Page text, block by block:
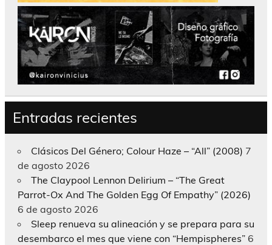
Entradas recientes
Clásicos Del Género; Colour Haze – “All” (2008) 7
de agosto 2026
The Claypool Lennon Delirium – “The Great
Parrot-Ox And The Golden Egg Of Empathy” (2026)
6 de agosto 2026
Sleep renueva su alineación y se prepara para su
desembarco el mes que viene con “Hempispheres” 6